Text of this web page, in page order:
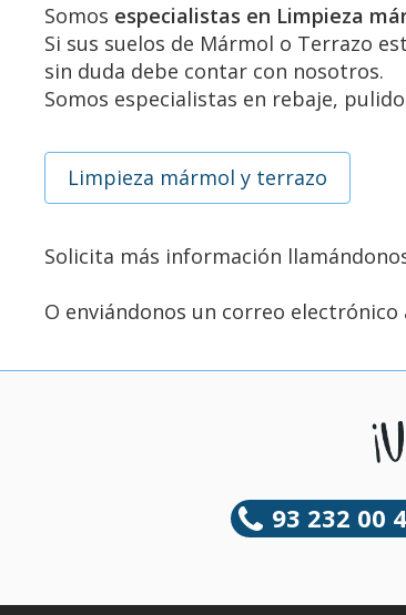
Somos especialistas en Limpieza
Si sus suelos de Mármol o Terrazo
sin duda debe contar con nosotros.
Somos especialistas en rebaje,
Limpieza mármol y terrazo
Solicita más información
O enviándonos un correo electrónico
93 232 00